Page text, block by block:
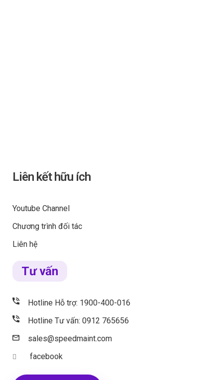
Liên kết hữu ích
Youtube Channel
Chương trình đối tác
Liên hệ
Tư vấn
Hotline Hỗ trợ: 1900-400-016
Hotline Tư vấn: 0912 765656
sales@speedmaint.com
facebook